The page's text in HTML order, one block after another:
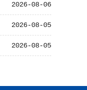
2026-08-06
2026-08-05
2026-08-05